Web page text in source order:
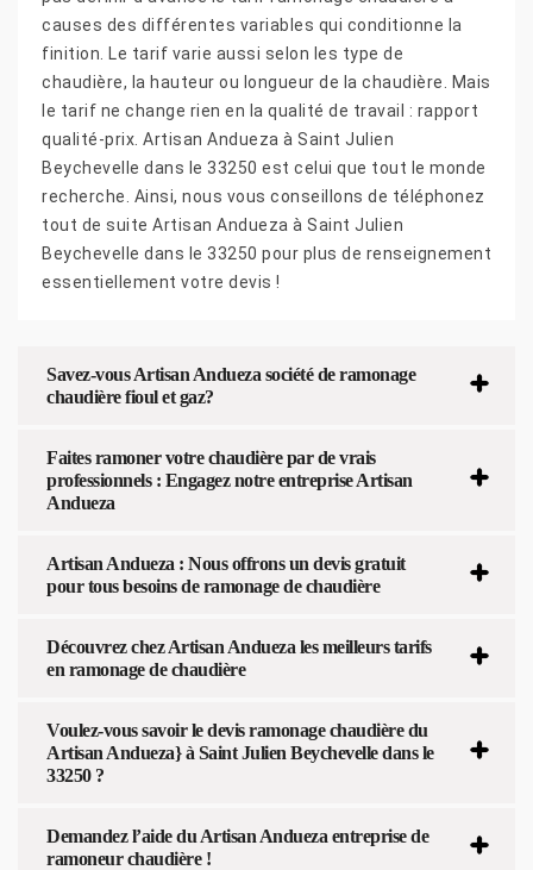
causes des différentes variables qui conditionne la
finition. Le tarif varie aussi selon les type de
chaudière, la hauteur ou longueur de la chaudière. Mais
le tarif ne change rien en la qualité de travail : rapport
qualité-prix. Artisan Andueza à Saint Julien
Beychevelle dans le 33250 est celui que tout le monde
recherche. Ainsi, nous vous conseillons de téléphonez
tout de suite Artisan Andueza à Saint Julien
Beychevelle dans le 33250 pour plus de renseignement
essentiellement votre devis !
Savez-vous Artisan Andueza société de ramonage
chaudière fioul et gaz?
Faites ramoner votre chaudière par de vrais
professionnels : Engagez notre entreprise Artisan
Andueza
Artisan Andueza : Nous offrons un devis gratuit
pour tous besoins de ramonage de chaudière
Découvrez chez Artisan Andueza les meilleurs tarifs
en ramonage de chaudière
Voulez-vous savoir le devis ramonage chaudière du
Artisan Andueza} à Saint Julien Beychevelle dans le
33250 ?
Demandez l’aide du Artisan Andueza entreprise de
ramoneur chaudière !